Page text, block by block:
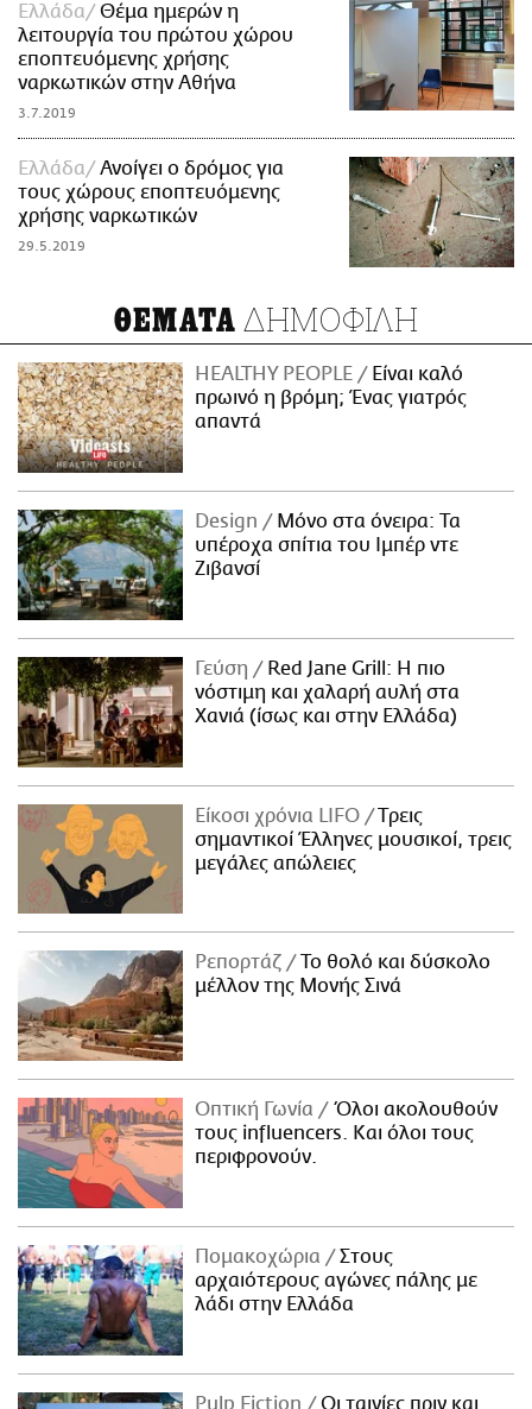
Ελλάδα
Θέμα ημερών η
λειτουργία του πρώτου χώρου
εποπτευόμενης χρήσης
ναρκωτικών στην Αθήνα
3.7.2019
Ελλάδα
Ανοίγει ο δρόμος για
τους χώρους εποπτευόμενης
χρήσης ναρκωτικών
29.5.2019
ΘΕΜΑΤΑ ΔΗΜΟΦΙΛΗ
HEALTHY PEOPLE
Είναι καλό
πρωινό η βρόμη; Ένας γιατρός
απαντά
Design
Μόνο στα όνειρα: Τα
υπέροχα σπίτια του Ιμπέρ ντε
Ζιβανσί
Γεύση
Red Jane Grill: Η πιο
νόστιμη και χαλαρή αυλή στα
Χανιά (ίσως και στην Ελλάδα)
Είκοσι χρόνια LIFO
Tρεις
σημαντικοί Έλληνες μουσικοί, τρεις
μεγάλες απώλειες
Ρεπορτάζ
Το θολό και δύσκολο
μέλλον της Μονής Σινά
Οπτική Γωνία
Όλοι ακολουθούν
τους influencers. Και όλοι τους
περιφρονούν.
Πομακοχώρια
Στους
αρχαιότερους αγώνες πάλης με
λάδι στην Ελλάδα
Pulp Fiction Οι ταινίες πριν και